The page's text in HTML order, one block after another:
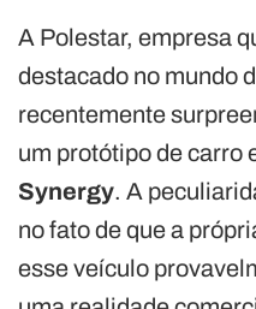
A Polestar, empresa
destacado no mundo
recentemente
um protótipo de carro
Synergy. A
no fato de que a
esse veículo